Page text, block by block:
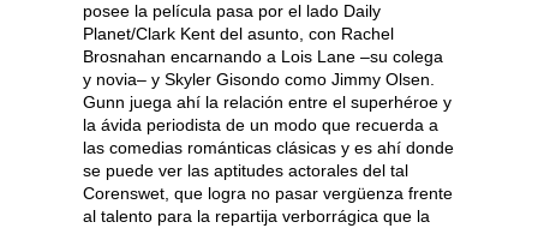
posee la película pasa por el lado Daily
Planet/Clark Kent del asunto, con Rachel
Brosnahan encarnando a Lois Lane –su colega
y novia– y Skyler Gisondo como Jimmy Olsen.
Gunn juega ahí la relación entre el superhéroe y
la ávida periodista de un modo que recuerda a
las comedias románticas clásicas y es ahí donde
se puede ver las aptitudes actorales del tal
Corenswet, que logra no pasar vergüenza frente
al talento para la repartija verborrágica que la